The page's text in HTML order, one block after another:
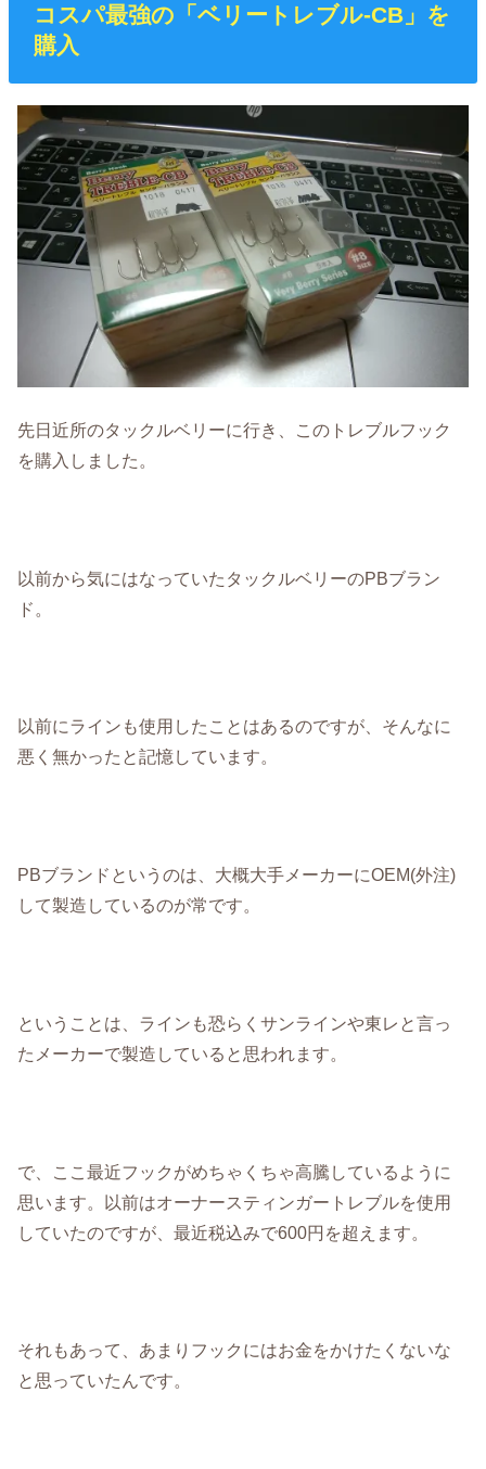
コスパ最強の「ベリートレブル-CB」を
購入
先日近所のタックルベリーに行き、このトレブルフック
を購入しました。
以前から気にはなっていたタックルベリーのPBブラン
ド。
以前にラインも使用したことはあるのですが、そんなに
悪く無かったと記憶しています。
PBブランドというのは、大概大手メーカーにOEM(外注)
して製造しているのが常です。
ということは、ラインも恐らくサンラインや東レと言っ
たメーカーで製造していると思われます。
で、ここ最近フックがめちゃくちゃ高騰しているように
思います。以前はオーナースティンガートレブルを使用
していたのですが、最近税込みで600円を超えます。
それもあって、あまりフックにはお金をかけたくないな
と思っていたんです。